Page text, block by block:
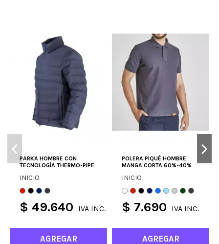
PARKA HOMBRE CON
TECNOLOGÍA THERMO-PIPE
INICIO
$ 49.640 IVA INC.
AGREGAR
POLERA PIQUÉ HOMBRE
MANGA CORTA 60%-40%
INICIO
$ 7.690 IVA INC.
AGREGAR